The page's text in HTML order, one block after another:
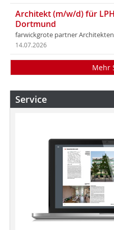
Architekt (m/w/d) für
Dortmund
farwickgrote partner
14.07.2026
Mehr
Service